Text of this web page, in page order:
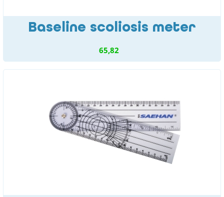
Baseline scoliosis meter
65,82